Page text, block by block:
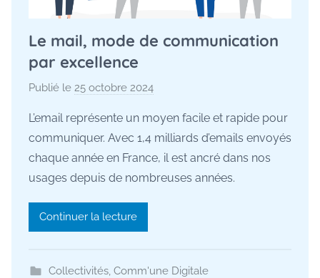
Le mail, mode de communication
par excellence
Publié le 25 octobre 2024
r
M
a
u
L’email représente un moyen facile et rapide pour
communiquer. Avec 1,4 milliards d’emails envoyés
chaque année en France, il est ancré dans nos
usages depuis de nombreuses années.
Continuer la lecture
Collectivités, Comm'une Digitale